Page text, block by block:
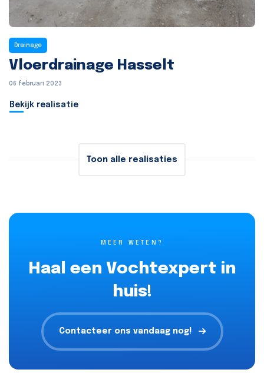
Drainage
Vloerdrainage Hasselt
06 februari 2023
Bekijk realisatie
Toon alle realisaties
MEER WETEN?
Haal een Vochtexpert in
huis!
Contacteer ons vandaag nog!